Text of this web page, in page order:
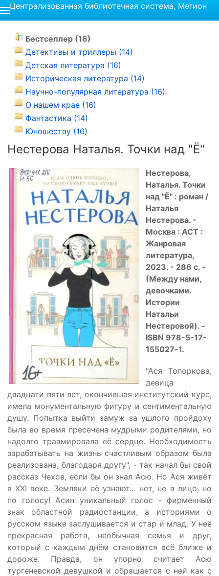
Централизованная библиотечная система, Мегион
Бестселлер (16)
Детективы и триллеры (14)
Детская литература (16)
Историческая литература (14)
Научно-популярная литература (16)
О нашем крае (16)
Фантастика (14)
Юношеству (16)
Нестерова Наталья. Точки над "Ё"
Нестерова,
Наталья. Точки
над "Ё" : роман /
Наталья
Нестерова. -
Москва : АСТ :
Жанровая
литература,
2023. - 286 с. -
(Между нами,
девочками.
Истории
Натальи
Нестеровой). -
ISBN 978-5-17-
155027-1.
"Ася Топоркова,
девица
двадцати пяти лет, окончившая институтский курс,
имела монументальную фигуру и сентиментальную
душу. Попытка выйти замуж за ушлого пройдоху
была во время пресечена мудрыми родителями, но
надолго травмировала её сердце. Необходимость
зарабатывать на жизнь счастливым образом была
реализована, благодаря другу", - так начал бы свой
рассказ Чехов, если бы он знал Асю. Но Ася живёт
в ХХI веке. Земляки её узнают… нет, не в лицо, но
по голосу! Асин уникальный голос - фирменный
знак областной радиостанции, а историями о
русском языке заслушивается и стар и млад. У неё
прекрасная работа, необычная семья и друг,
который с каждым днём становится всё ближе и
дороже. Правда, он упорно считает Асю
тургеневской девушкой и обращается с ней как с